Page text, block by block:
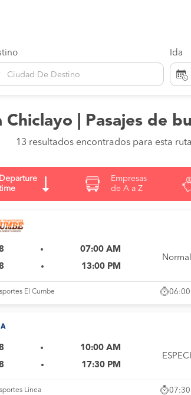
Ciudad De Destino
Ida
Chiclayo | Pasajes de
13 resultados encontrados para esta
Departure
Empresas
de A a Z
07:00 AM
13:00 PM
Normal
El Cumbe 06:00
10:00 AM
17:30 PM
Línea 07:30